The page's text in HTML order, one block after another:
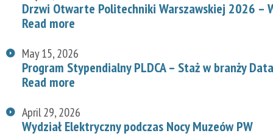
Drzwi Otwarte Politechniki Warszawskiej 2026 –
Read more
May 15, 2026
Program Stypendialny PLDCA – Staż w branży
Read more
April 29, 2026
Wydział Elektryczny podczas Nocy Muzeów PW